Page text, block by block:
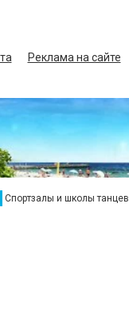
Реклама на сайте
Спортзалы и школы танцев